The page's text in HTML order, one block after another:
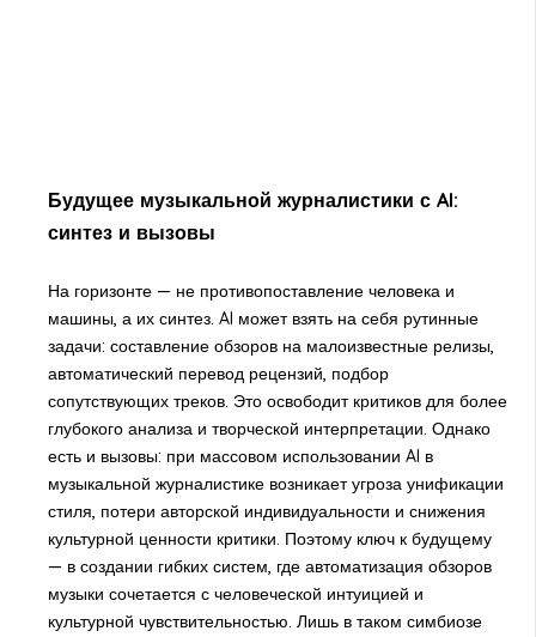
Будущее музыкальной журналистики с AI:
синтез и вызовы
На горизонте — не противопоставление человека и
машины, а их синтез. AI может взять на себя рутинные
задачи: составление обзоров на малоизвестные релизы,
автоматический перевод рецензий, подбор
сопутствующих треков. Это освободит критиков для более
глубокого анализа и творческой интерпретации. Однако
есть и вызовы: при массовом использовании AI в
музыкальной журналистике возникает угроза унификации
стиля, потери авторской индивидуальности и снижения
культурной ценности критики. Поэтому ключ к будущему
— в создании гибких систем, где автоматизация обзоров
музыки сочетается с человеческой интуицией и
культурной чувствительностью. Лишь в таком симбиозе